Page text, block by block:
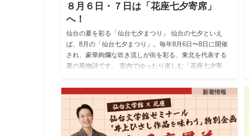
８月６日・７日は「花座七夕寄席」
へ！
仙台の夏を彩る「仙台七夕まつり」 仙台の七夕といえ
ば、8月の「仙台七夕まつり」。毎年8月6日〜8日に開催
され、豪華絢爛な吹き流しが街を彩る、東北を代表する
夏の風物詩です。 室内でゆったり楽しむ「花座七夕寄
新着情報